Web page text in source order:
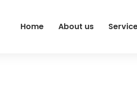
Home About us